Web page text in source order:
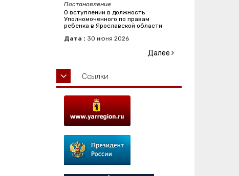
Постановление
О вступлении в должность
Уполномоченного по правам
ребенка в Ярославской области
Дата : 30 июня 2026
Далее
Ссылки